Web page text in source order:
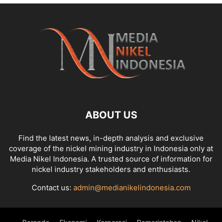
ABOUT US
Find the latest news, in-depth analysis and exclusive
coverage of the nickel mining industry in Indonesia only at
Media Nikel Indonesia. A trusted source of information for
nickel industry stakeholders and enthusiasts.
Contact us: admin@medianikelindonesia.com